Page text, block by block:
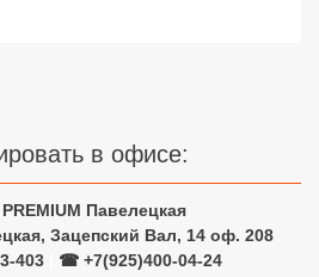
в офисе:
PREMIUM Павелецкая
Зацепский Вал, 14 оф. 208
403
☎ +7(925)400-04-24